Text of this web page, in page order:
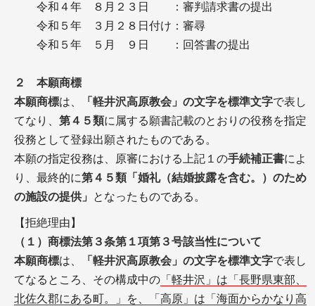
令和４年 ８月２３日 ：審判請求書の提出
令和５年 ３月２８日付け：審尋
令和５年 ５月 ９日 ：回答書の提出
２ 本願商標
本願商標は、 「軽井沢高原教会」の文字を標準文字で表し
てなり、 第４５類に属する願書記載のとおりの役務を指定
役務として登録出願されたものである。
本願の指定役務は、原審における上記１の手続補正書によ
り、最終的に第４５類「婚礼（結婚披露を含む。）のため
の施設の提供」
となったものである。
【拒絶理由】
（１）商標法第３条第１項第３号該当性について
本願商標は、 「軽井沢高原教会」の文字を標準文字で表し
てなるところ、その構成中の 「軽井沢」は「長野県東部、
北佐久郡にある町。」を、「高原」は「海面からかなり高